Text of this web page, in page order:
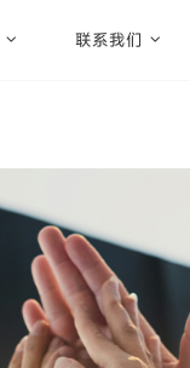
联系我们